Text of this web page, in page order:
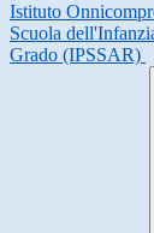
Istituto
Scuola
Grado (IPSSAR)